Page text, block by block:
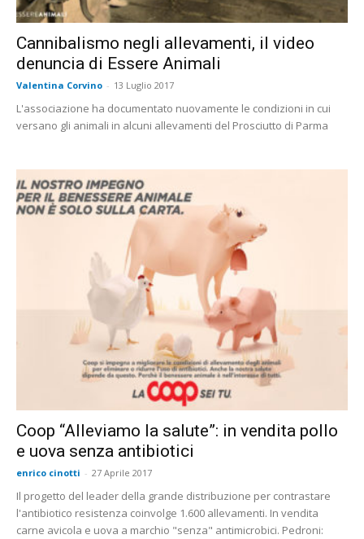
Cannibalismo negli allevamenti, il video
denuncia di Essere Animali
Valentina Corvino - 13 Luglio 2017
L'associazione ha documentato nuovamente le condizioni in cui
versano gli animali in alcuni allevamenti del Prosciutto di Parma
Coop “Alleviamo la salute”: in vendita pollo
e uova senza antibiotici
enrico cinotti - 27 Aprile 2017
Il progetto del leader della grande distribuzione per contrastare
l'antibiotico resistenza coinvolge 1.600 allevamenti. In vendita
carne avicola e uova a marchio "senza" antimicrobici. Pedroni: